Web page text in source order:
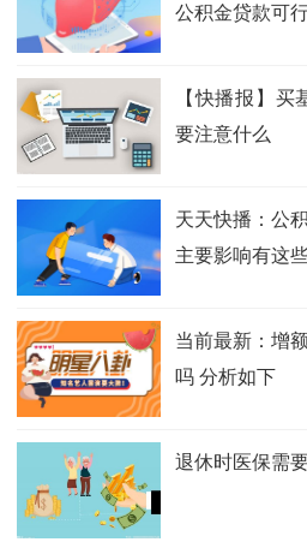
公积金贷款可
【快播报】
要注意什么
天天快播：公
主要影响有这些
当前最新：增
吗 分析如下
退休时医保需